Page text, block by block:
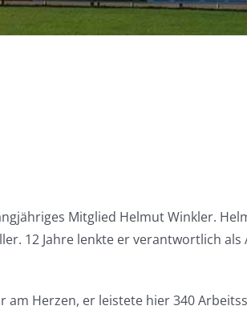
Mitglied Helmut Winkler.
12 Jahre lenkte er verantwortlich
am Herzen, er leistete hier 340